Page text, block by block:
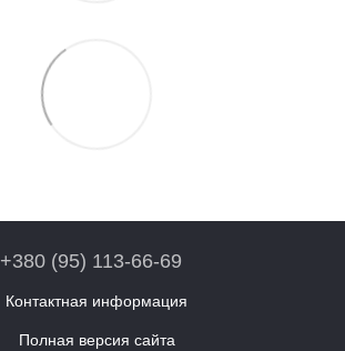
+380 (95) 113-66-69
Контактная информация
Полная версия сайта